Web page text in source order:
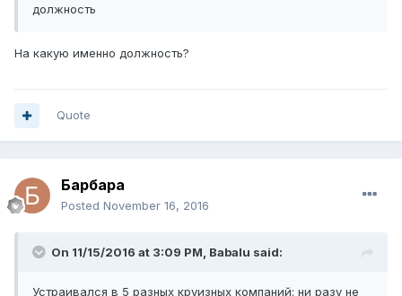
должность
На какую именно должность?
Quote
Барбара
Posted November 16, 2016
On 11/15/2016 at 3:09 PM, Babalu said:
Устраивался в 5 разных круизных компаний: ни разу не